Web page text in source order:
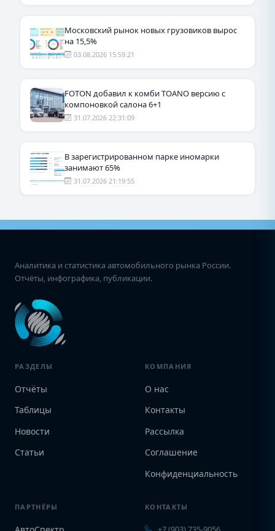
Московский рынок новых грузовиков вырос
на 15,5%
03.08.2026 15:59:21
FOTON добавил к комби TOANO версию с
компоновкой салона 6+1
31.07.2026 22:31:09
В зарегистрированном парке иномарки
занимают 65%
31.07.2026 21:19:55
Аналитика и статистика автомобильного рынка России.
Отчёты, инфографика, публикации.
РАЗДЕЛЫ
Отчёты
Таблицы
Новости
Статьи
КОМПАНИЯ
О нас
Контакты
Рассылка
Соглашение
Конфиденциальность
ПАРТНЁРЫ КОНТАКТЫ